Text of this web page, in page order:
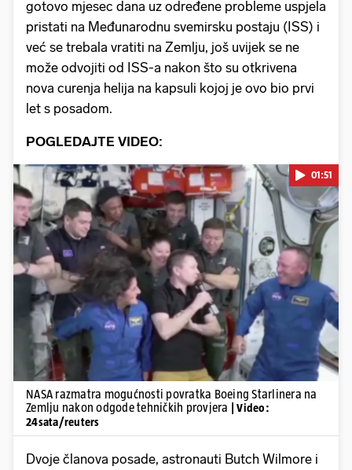
gotovo mjesec dana uz određene probleme uspjela
pristati na Međunarodnu svemirsku postaju (ISS) i
već se trebala vratiti na Zemlju, još uvijek se ne
može odvojiti od ISS-a nakon što su otkrivena
nova curenja helija na kapsuli kojoj je ovo bio prvi
let s posadom.
POGLEDAJTE VIDEO:
Pokretanje videa...
01:51
NASA razmatra mogućnosti povratka Boeing Starlinera na
Zemlju nakon odgode tehničkih provjera
| Video:
24sata/reuters
Dvoje članova posade, astronauti Butch Wilmore i